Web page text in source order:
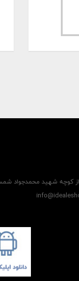
از کوچه شهيد محمدجواد